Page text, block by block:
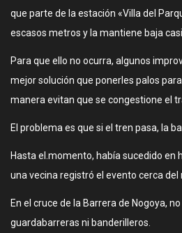
que parte de la estación «Villa del
escasos metros y la mantiene baja
Para que ello no ocurra, algunos
mejor solución que ponerles palos
manera evitan que se congestione el
El problema es que si el tren pasa, la
Hasta el.momento, había sucedido en
una vecina registró el evento cerca del
En el cruce de la Barrera de Nogoya,
guardabarreras ni banderilleros.